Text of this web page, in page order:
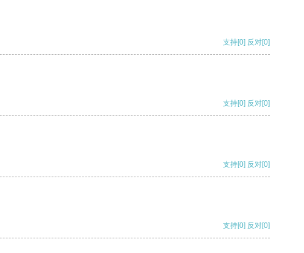
支持[0] 反对[0]
支持[0] 反对[0]
支持[0] 反对[0]
支持[0] 反对[0]